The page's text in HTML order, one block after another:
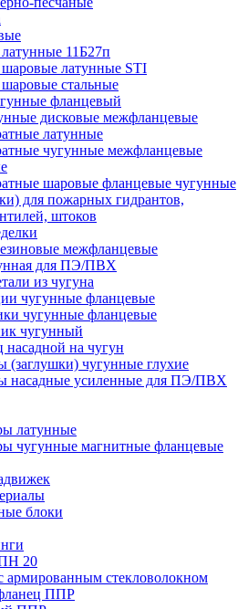
11Б27п
латунные STI
стальные
фланцевый
дисковые межфланцевые
латунные
чугунные межфланцевые
шаровые фланцевые чугунные
для пожарных гидрантов,
штоков
межфланцевые
для ПЭ/ПВХ
из чугуна
чугунные фланцевые
чугунные фланцевые
чугунный
насадной на чугун
(заглушки) чугунные глухие
насадные усиленные для ПЭ/ПВХ
латунные
чугунные магнитные фланцевые
блоки
20
стекловолокном
ППР